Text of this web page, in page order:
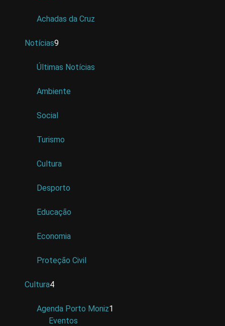
Achadas da Cruz
Notícias9
Últimas Notícias
Ambiente
Social
Turismo
Cultura
Desporto
Educação
Economia
Proteção Civil
Cultura4
Agenda Porto Moniz1
Eventos